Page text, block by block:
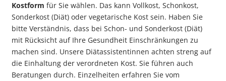
Kostform für Sie wählen. Das kann Vollkost, Schonkost,
Sonderkost (Diät) oder vegetarische Kost sein. Haben Sie
bitte Verständnis, dass bei Schon- und Sonderkost (Diät)
mit Rücksicht auf Ihre Gesundheit Einschränkungen zu
machen sind. Unsere Diätassistentinnen achten streng auf
die Einhaltung der verordneten Kost. Sie führen auch
Beratungen durch. Einzelheiten erfahren Sie vom